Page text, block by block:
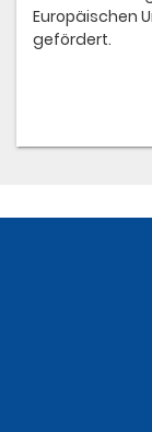
Europäischen
gefördert.